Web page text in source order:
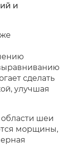
и
сделать
улучшая
области шеи
морщины,